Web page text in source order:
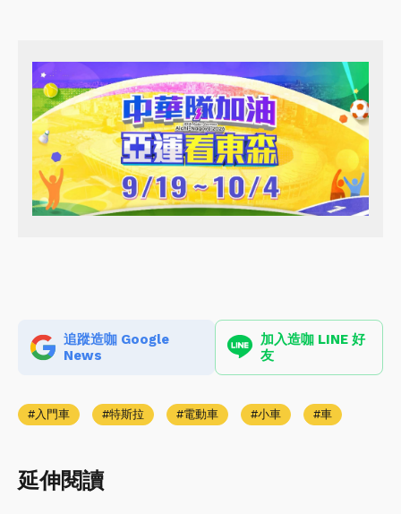
追蹤造咖 Google
News
加入造咖 LINE 好
友
入門車 特斯拉 電動車 小車 車
延伸閱讀